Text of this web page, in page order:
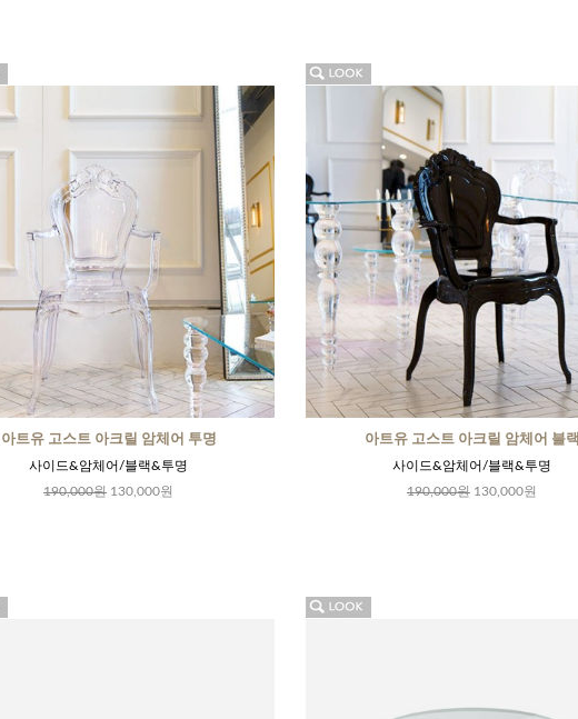
아트유 고스트 아크릴 암체어 투명
사이드&암체어/블랙&투명
190,000원 130,000원
아트유 고스트 아크릴 암체어 블랙
사이드&암체어/블랙&투명
190,000원 130,000원